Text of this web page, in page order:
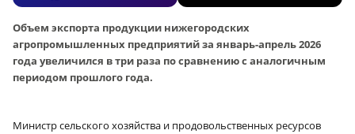
Объем экспорта продукции нижегородских
агропромышленных предприятий за январь-апрель 2026
года увеличился в три раза по сравнению с аналогичным
периодом прошлого года.
Министр сельского хозяйства и продовольственных ресурсов